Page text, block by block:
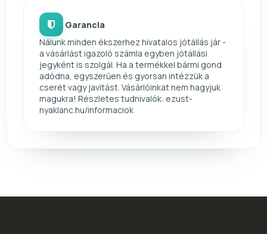
Garancia
Nálunk minden ékszerhez hivatalos jótállás jár -
a vásárlást igazoló számla egyben jótállási
jegyként is szolgál. Ha a termékkel bármi gond
adódna, egyszerűen és gyorsan intézzük a
cserét vagy javítást. Vásárlóinkat nem hagyjuk
magukra! Részletes tudnivalók: ezust-
nyaklanc.hu/informaciok